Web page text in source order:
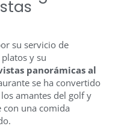
su servicio de
y su
panorámicas al
se ha convertido
amantes del golf y
con una comida